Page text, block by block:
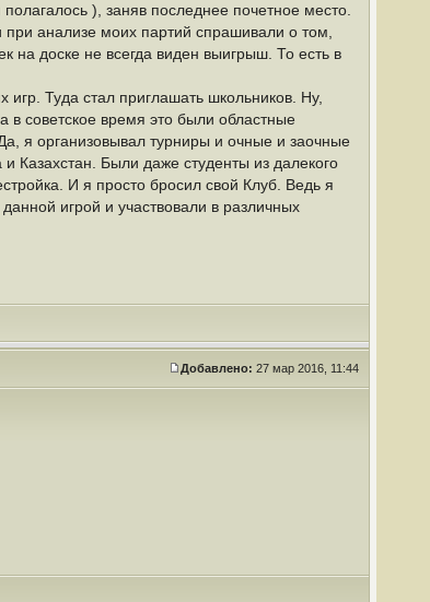
), заняв последнее почетное место.
анализе моих партий спрашивали о том,
доске не всегда виден выигрыш. То есть в
Туда стал приглашать школьников. Ну,
советское время это были областные
организовывал турниры и очные и заочные
Казахстан. Были даже студенты из далекого
И я просто бросил свой Клуб. Ведь я
игрой и участвовали в различных
Добавлено: 27 мар 2016, 11:44